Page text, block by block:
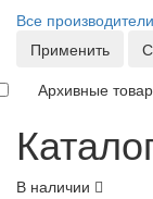
Все производители
Применить
Архивные
В наличии